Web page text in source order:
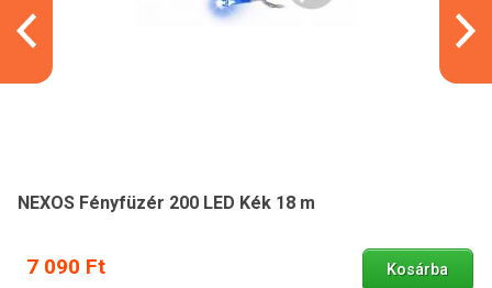
NEXOS Fényfüzér 200 LED Kék 18 m
7 090 Ft Kosárba